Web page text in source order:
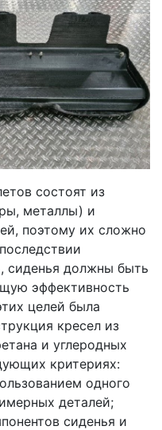
состоят из
металлы) и
поэтому их сложно
сиденья должны быть
эффективность
целей была
кресел из
и углеродных
критериях:
одного
деталей;
сиденья и